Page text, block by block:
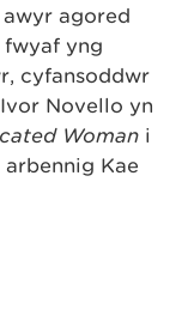
agored
fwyaf yng
cyfansoddwr
Novello yn
Woman i
Kae